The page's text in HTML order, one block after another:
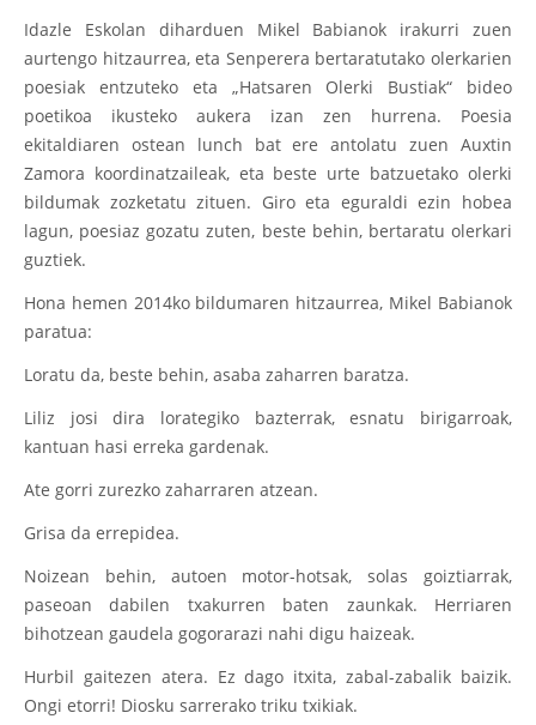
Idazle Eskolan diharduen Mikel Babianok irakurri zuen
aurtengo hitzaurrea, eta Senperera bertaratutako olerkarien
poesiak entzuteko eta „Hatsaren Olerki Bustiak“ bideo
poetikoa ikusteko aukera izan zen hurrena. Poesia
ekitaldiaren ostean lunch bat ere antolatu zuen Auxtin
Zamora koordinatzaileak, eta beste urte batzuetako olerki
bildumak zozketatu zituen. Giro eta eguraldi ezin hobea
lagun, poesiaz gozatu zuten, beste behin, bertaratu olerkari
guztiek.
Hona hemen 2014ko bildumaren hitzaurrea, Mikel Babianok
paratua:
Loratu da, beste behin, asaba zaharren baratza.
Liliz josi dira lorategiko bazterrak, esnatu birigarroak,
kantuan hasi erreka gardenak.
Ate gorri zurezko zaharraren atzean.
Grisa da errepidea.
Noizean behin, autoen motor-hotsak, solas goiztiarrak,
paseoan dabilen txakurren baten zaunkak. Herriaren
bihotzean gaudela gogorarazi nahi digu haizeak.
Hurbil gaitezen atera. Ez dago itxita, zabal-zabalik baizik.
Ongi etorri! Diosku sarrerako triku txikiak.